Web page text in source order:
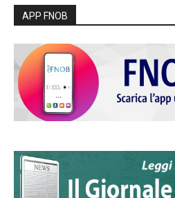
APP FNOB